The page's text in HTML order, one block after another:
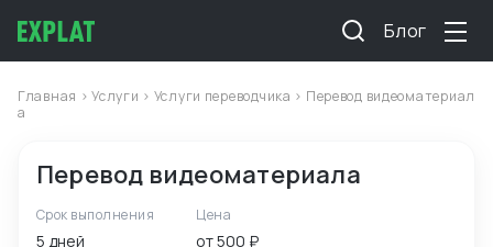
Блог
Главная >Услуги > Услуги переводчика > Перевод видеоматериал
а
Перевод видеоматериала
Срок выполнения
5 дней
Цена
от 500 ₽